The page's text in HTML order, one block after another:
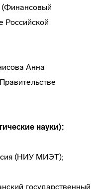
(Финансовый
Российской
Анна
науки):
(НИУ МИЭТ);
государственный